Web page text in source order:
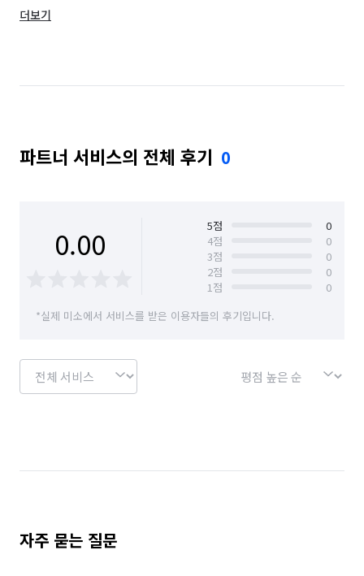
서울 도봉구
서울 성동구 서울 성북구 서울 송파구
서울 은평구 서울 종로구 서울 중구
더보기
파트너 서비스의 전체 후기 0
0.00 5점
0
4점
0
3점
0
2점
0
1점
0
*실제 미소에서 서비스를 받은 이용자들의 후기입니다.
자주 묻는 질문